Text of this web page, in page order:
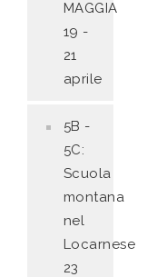
MAGGIA
19 -
21
aprile
5B -
5C:
Scuola
montana
nel
Locarnese
23